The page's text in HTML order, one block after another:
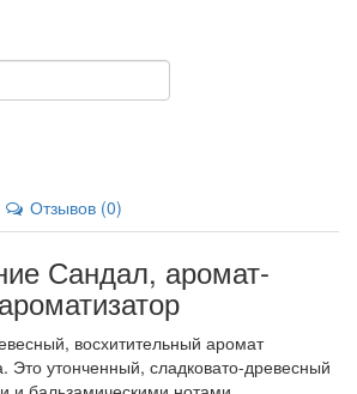
Отзывов (0)
Сандал, аромат-
ароматизатор
восхитительный аромат
Это утонченный, сладковато-древесный